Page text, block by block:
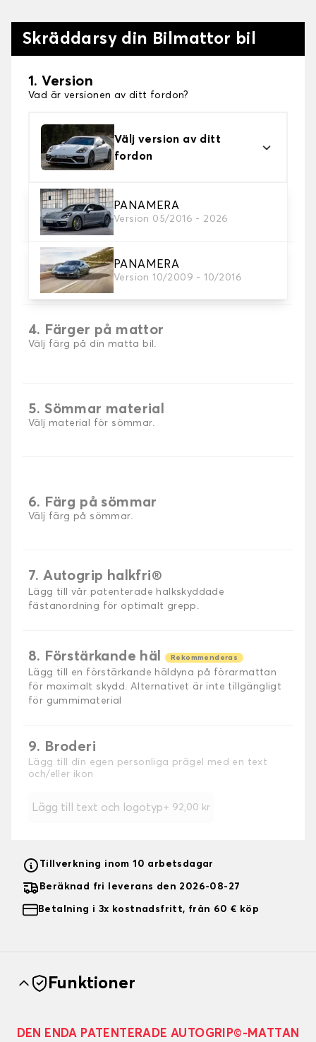
Skräddarsy din Bilmattor bil
1. Version
Vad är versionen av ditt fordon?
Välj version av ditt
fordon
PANAMERA
Version 05/2016 - 2026
PANAMERA
Version 10/2009 - 10/2016
2. Material
Välj material för din bilmatta.
3. uppsättning av mattor
Välj det antal bilmattor du behöver.
4. Färger på mattor
Välj färg på din matta bil.
5. Sömmar material
Välj material för sömmar.
6. Färg på sömmar
Välj färg på sömmar.
7. Autogrip halkfri®
Lägg till vår patenterade halkskyddade
fästanordning för optimalt grepp.
8. Förstärkande häl Rekommenderas
Lägg till en förstärkande häldyna på förarmattan
för maximalt skydd. Alternativet är inte tillgängligt
för gummimaterial
9. Broderi
Lägg till din egen personliga prägel med en text
och/eller ikon
Lägg till text och logotyp+ 92,00 kr
Tillverkning inom 10 arbetsdagar
Beräknad fri leverans den 2026-08-27
Betalning i 3x kostnadsfritt, från 60 € köp
Funktioner
DEN ENDA PATENTERADE AUTOGRIP©-MATTAN